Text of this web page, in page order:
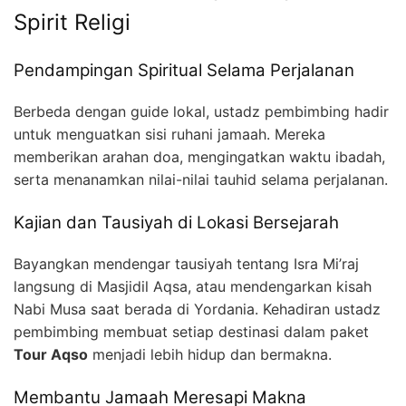
Spirit Religi
Pendampingan Spiritual Selama Perjalanan
Berbeda dengan guide lokal, ustadz pembimbing hadir
untuk menguatkan sisi ruhani jamaah. Mereka
memberikan arahan doa, mengingatkan waktu ibadah,
serta menanamkan nilai-nilai tauhid selama perjalanan.
Kajian dan Tausiyah di Lokasi Bersejarah
Bayangkan mendengar tausiyah tentang Isra Mi’raj
langsung di Masjidil Aqsa, atau mendengarkan kisah
Nabi Musa saat berada di Yordania. Kehadiran ustadz
pembimbing membuat setiap destinasi dalam paket
Tour Aqso menjadi lebih hidup dan bermakna.
Membantu Jamaah Meresapi Makna